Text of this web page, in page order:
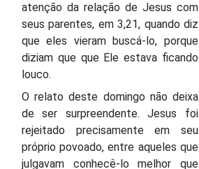
atenção da relação de Jesus com
seus parentes, em 3,21, quando diz
que eles vieram buscá-lo, porque
diziam que que Ele estava ficando
louco.
O relato deste domingo não deixa
de ser surpreendente. Jesus foi
rejeitado precisamente em seu
próprio povoado, entre aqueles que
julgavam conhecê-lo melhor que